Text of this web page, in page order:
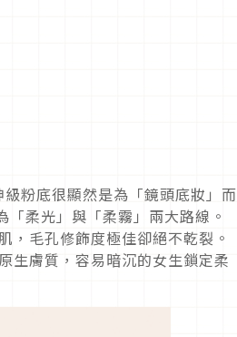
粉底很顯然是為「鏡頭底妝」而
柔光」與「柔霧」兩大路線。
，毛孔修飾度極佳卻絕不乾裂。
生膚質，容易暗沉的女生鎖定柔